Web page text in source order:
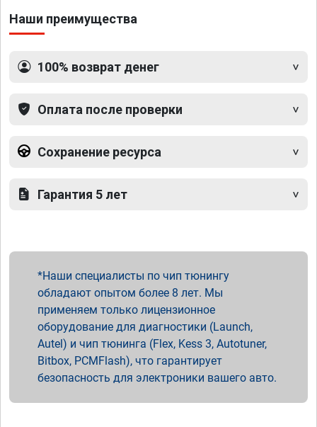
Наши преимущества
100% возврат денег
Оплата после проверки
Сохранение ресурса
Гарантия 5 лет
Наши специалисты по чип тюнингу
обладают опытом более 8 лет. Мы
применяем только лицензионное
оборудование для диагностики (Launch,
Autel) и чип тюнинга (Flex, Kess 3, Autotuner,
Bitbox, PCMFlash), что гарантирует
безопасность для электроники вашего авто.